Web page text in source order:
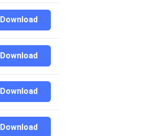
Download
Download
Download
Download